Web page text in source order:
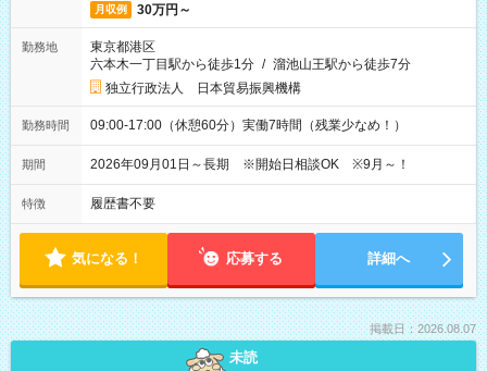
月収例 30万円～
勤務地
東京都港区
六本木一丁目駅から徒歩1分 / 溜池山王駅から徒歩7分
独立行政法人 日本貿易振興機構
勤務時間 09:00-17:00（休憩60分）実働7時間（残業少なめ！）
期間 2026年09月01日～長期 ※開始日相談OK ※9月～！
特徴 履歴書不要
気になる！ 応募する 詳細へ
掲載日：2026.08.07
未読